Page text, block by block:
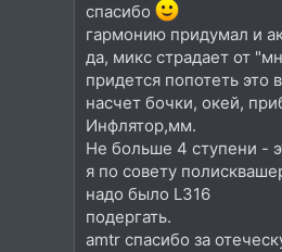
спасибо
гармонию придумал и
да, микс страдает от
придется попотеть это
насчет бочки, окей,
Инфлятор,мм.
Не больше 4 ступени -
я по совету
надо было L316
подергать.
amtr спасибо за